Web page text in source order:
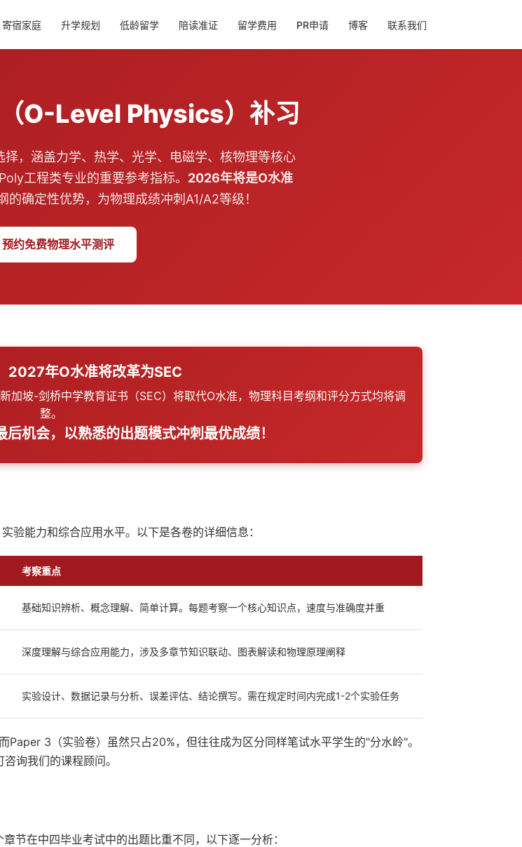
寄宿家庭 升学规划 低龄留学 陪读准证 留学费用 PR申请 博客 联系我们
O-Level Physics）补习
，涵盖力学、热学、光学、电磁学、核物理等核心
工程类专业的重要参考指标。 2026年将是O水准
的确定性优势，为物理成绩冲刺A1/A2等级！
预约免费物理水平测评
2027年O水准将改革为SEC
坡-剑桥中学教育证书（SEC）将取代O水准，物理科目考纲和评分方式均将调
整。
机会，以熟悉的出题模式冲刺最优成绩！
验能力和综合应用水平。以下是各卷的详细信息：
考察重点
基础知识辨析、概念理解、简单计算。每题考察一个核心知识点，速度与准确度并重
深度理解与综合应用能力，涉及多章节知识联动、图表解读和物理原理阐释
实验设计、数据记录与分析、误差评估、结论撰写。需在规定时间内完成1-2个实验任务
3（实验卷）虽然只占20%，但往往成为区分同样笔试水平学生的"分水岭"。
询我们的课程顾问。
节在中四毕业考试中的出题比重不同，以下逐一分析：